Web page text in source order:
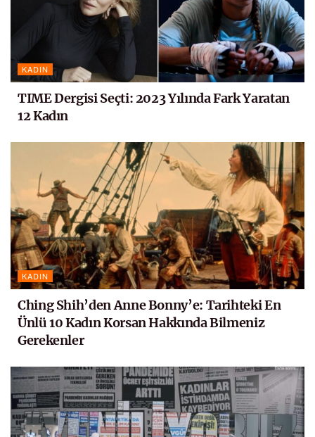
KADIN
TIME Dergisi Seçti: 2023 Yılında Fark Yaratan
12 Kadın
KADIN
Ching Shih’den Anne Bonny’e: Tarihteki En
Ünlü 10 Kadın Korsan Hakkında Bilmeniz
Gerekenler